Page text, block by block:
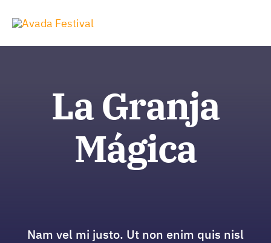
Inhalt
springen
La Granja
Mágica
Nam vel mi justo. Ut non enim quis nisl